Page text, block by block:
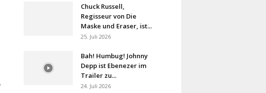
Chuck Russell,
Regisseur von Die
Maske und Eraser, ist...
25. Juli 2026
Bah! Humbug! Johnny
Depp ist Ebenezer im
Trailer zu...
24. Juli 2026